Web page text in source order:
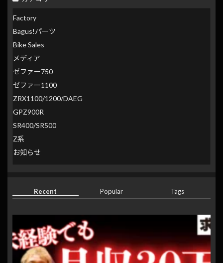
Factory
Bagus!パーツ
Bike Sales
メディア
ゼファー750
ゼファー1100
ZRX1100/1200/DAEG
GPZ900R
SR400/SR500
Z系
お知らせ
Recent Popular Tags